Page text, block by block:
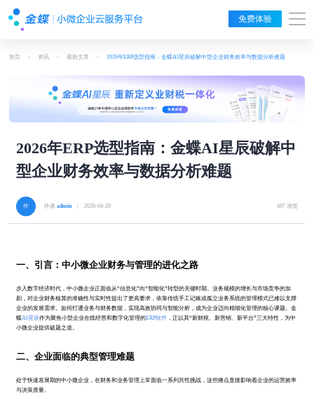
免费体验
首页 > 资讯 > 最新文章 > 2026年ERP选型指南：金蝶AI星辰破解中型企业财务效率与数据分析难题
2026年ERP选型指南：金蝶AI星辰破解中
型企业财务效率与数据分析难题
作者admin| 2026-04-20 497 浏览
一、引言：中小微企业财务与管理的进化之路
步入数字经济时代，中小微企业正面临从“信息化”向“智能化”转型的关键时期。业务规模的增长与市场竞争的加
剧，对企业财务核算的准确性与实时性提出了更高要求，依靠传统手工记账或孤立业务系统的管理模式已难以支撑
企业的发展需求。如何打通业务与财务数据，实现高效协同与智能分析，成为企业迈向精细化管理的核心课题。金
蝶AI星辰作为聚焦小型企业在线经营和数字化管理的ERP软件 ，正以其“新财税、新营销、新平台”三大特性，为中
小微企业提供破题之道。
二、企业面临的典型管理难题
处于快速发展期的中小微企业，在财务和业务管理上常面临一系列共性挑战，这些痛点直接影响着企业的运营效率
与决策质量。